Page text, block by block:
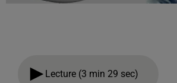
Lecture (3 min 29 sec)